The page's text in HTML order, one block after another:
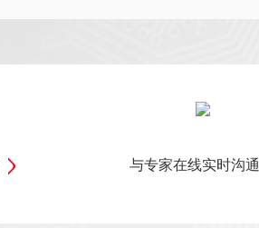
与专家在线实时沟通